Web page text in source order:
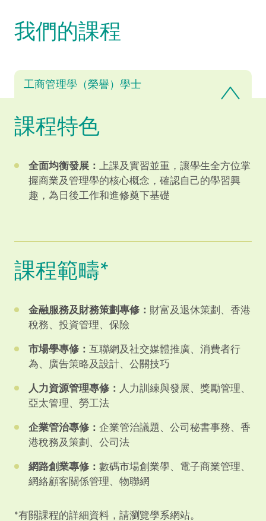
我們的課程
工商管理學（榮譽）學士
課程特色
全面均衡發展：上課及實習並重，讓學生全方位掌
握商業及管理學的核心概念，確認自己的學習興
趣，為日後工作和進修奠下基礎
課程範疇*
金融服務及財務策劃專修：財富及退休策劃、香港
稅務、投資管理、保險
市場學專修：互聯網及社交媒體推廣、消費者行
為、廣告策略及設計、公關技巧
人力資源管理專修：人力訓練與發展、獎勵管理、
亞太管理、勞工法
企業管治專修：企業管治議題、公司秘書事務、香
港稅務及策劃、公司法
網路創業專修：數碼市場創業學、電子商業管理、
網絡顧客關係管理、物聯網
*有關課程的詳細資料，請瀏覽學系網站。